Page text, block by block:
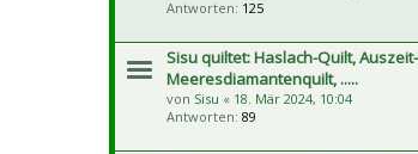
Antworten: 125
Sisu quiltet: Haslach-Quilt,
Meeresdiamantenquilt, .....
von Sisu « 18. Mär 2024, 10:04
Antworten: 89